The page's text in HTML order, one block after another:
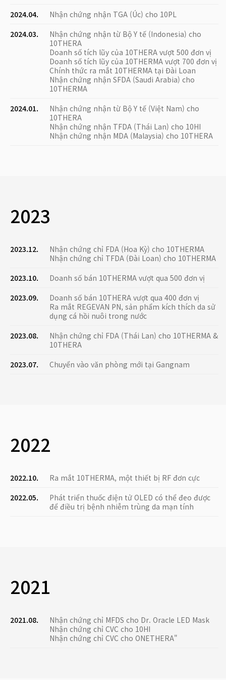
2024.04.
Nhận chứng nhận TGA (Úc) cho 10PL
2024.03.
Nhận chứng nhận từ Bộ Y tế (Indonesia) cho
10THERA
Doanh số tích lũy của 10THERA vượt 500 đơn vị
Doanh số tích lũy của 10THERMA vượt 700 đơn vị
Chính thức ra mắt 10THERMA tại Đài Loan
Nhận chứng nhận SFDA (Saudi Arabia) cho
10THERMA
2024.01.
Nhận chứng nhận từ Bộ Y tế (Việt Nam) cho
10THERA
Nhận chứng nhận TFDA (Thái Lan) cho 10HI
Nhận chứng nhận MDA (Malaysia) cho 10THERA
2023
2023.12.
Nhận chứng chỉ FDA (Hoa Kỳ) cho 10THERMA
Nhận chứng chỉ TFDA (Đài Loan) cho 10THERMA
2023.10.
Doanh số bán 10THERMA vượt qua 500 đơn vị
2023.09.
Doanh số bán 10THERA vượt qua 400 đơn vị
Ra mắt REGEVAN PN, sản phẩm kích thích da sử
dụng cá hồi nuôi trong nước
2023.08.
Nhận chứng chỉ FDA (Thái Lan) cho 10THERMA &
10THERA
2023.07.
Chuyển vào văn phòng mới tại Gangnam
2022
2022.10.
Ra mắt 10THERMA, một thiết bị RF đơn cực
2022.05.
Phát triển thuốc điện tử OLED có thể đeo được
để điều trị bệnh nhiễm trùng da mạn tính
2021
2021.08.
Nhận chứng chỉ MFDS cho Dr. Oracle LED Mask
Nhận chứng chỉ CVC cho 10HI
Nhận chứng chỉ CVC cho ONETHERA"